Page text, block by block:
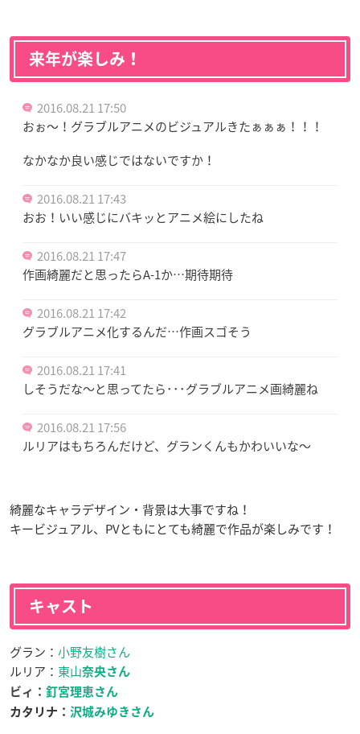
来年が楽しみ！
2016.08.21 17:50
おぉ～！グラブルアニメのビジュアルきたぁぁぁ！！！
なかなか良い感じではないですか！
2016.08.21 17:43
おお！いい感じにバキッとアニメ絵にしたね
2016.08.21 17:47
作画綺麗だと思ったらA-1か…期待期待
2016.08.21 17:42
グラブルアニメ化するんだ…作画スゴそう
2016.08.21 17:41
しそうだな～と思ってたら･･･グラブルアニメ画綺麗ね
2016.08.21 17:56
ルリアはもちろんだけど、グランくんもかわいいな～
綺麗なキャラデザイン・背景は大事ですね！
キービジュアル、PVともにとても綺麗で作品が楽しみです！
キャスト
グラン： 小野友樹さん
ルリア： 東山奈央さん
ビィ ： 釘宮理恵さん
カタリナ： 沢城みゆきさん